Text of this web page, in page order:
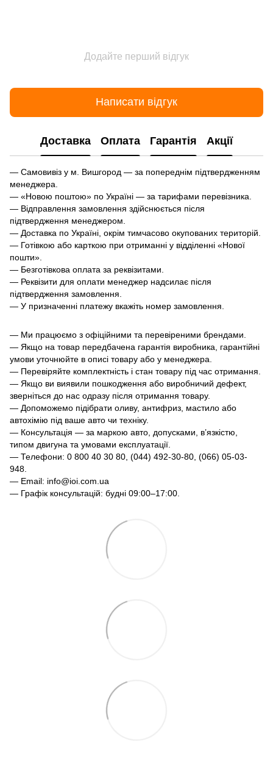
Додайте перший відгук
Написати відгук
Доставка Оплата Гарантія Акції
— Самовивіз у м. Вишгород — за попереднім підтвердженням
менеджера.
— «Новою поштою» по Україні — за тарифами перевізника.
— Відправлення замовлення здійснюється після
підтвердження менеджером.
— Доставка по Україні, окрім тимчасово окупованих територій.
— Готівкою або карткою при отриманні у відділенні «Нової
пошти».
— Безготівкова оплата за реквізитами.
— Реквізити для оплати менеджер надсилає після
підтвердження замовлення.
— У призначенні платежу вкажіть номер замовлення.
— Ми працюємо з офіційними та перевіреними брендами.
— Якщо на товар передбачена гарантія виробника, гарантійні
умови уточнюйте в описі товару або у менеджера.
— Перевіряйте комплектність і стан товару під час отримання.
— Якщо ви виявили пошкодження або виробничий дефект,
зверніться до нас одразу після отримання товару.
— Допоможемо підібрати оливу, антифриз, мастило або
автохімію під ваше авто чи техніку.
— Консультація — за маркою авто, допусками, в’язкістю,
типом двигуна та умовами експлуатації.
— Телефони: 0 800 40 30 80, (044) 492-30-80, (066) 05-03-
948.
— Email: info@ioi.com.ua
— Графік консультацій: будні 09:00–17:00.